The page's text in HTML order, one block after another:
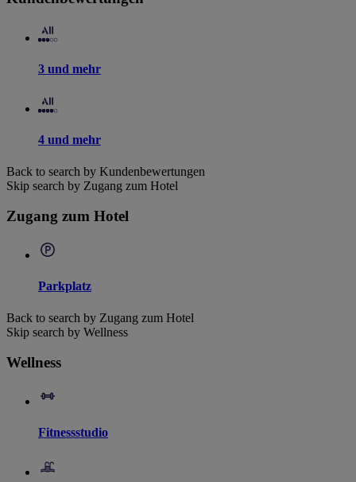
3 und mehr
4 und mehr
Back to search by Kundenbewertungen
Skip search by Zugang zum Hotel
Zugang zum Hotel
Parkplatz
Back to search by Zugang zum Hotel
Skip search by Wellness
Wellness
Fitnessstudio